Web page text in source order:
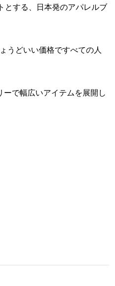
とする、日本発のアパレルブ
うどいい価格ですべての人
で幅広いアイテムを展開し